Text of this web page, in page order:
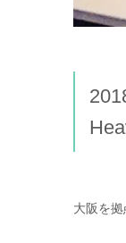
大阪を拠